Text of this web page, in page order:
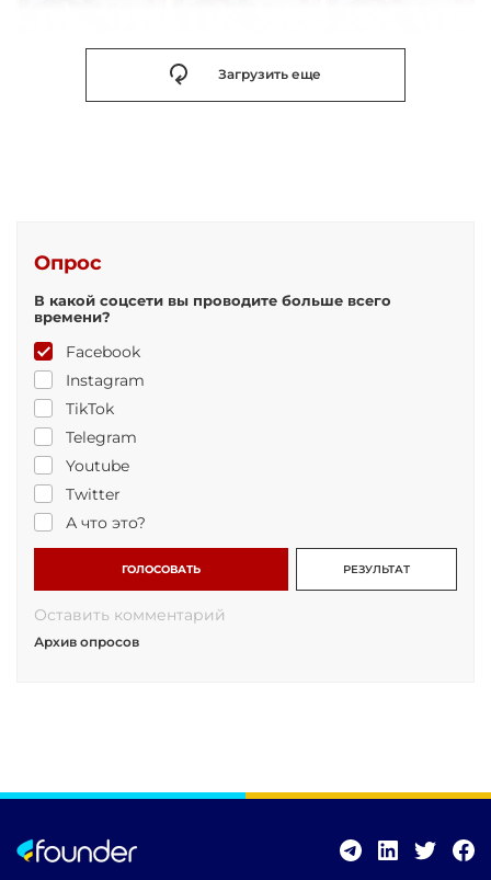
Загрузить еще
Опрос
В какой соцсети вы проводите больше всего
времени?
Facebook
Instagram
TikTok
Telegram
Youtube
Twitter
А что это?
ГОЛОСОВАТЬ РЕЗУЛЬТАТ
Оставить комментарий
Архив опросов